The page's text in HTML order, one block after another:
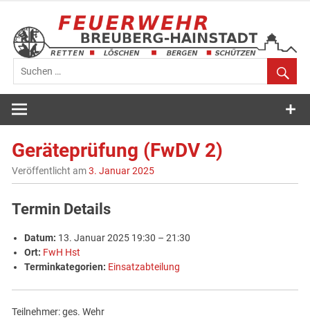
springen
Feuerwehr
Breuberg-
Hainstadt
Geräteprüfung (FwDV 2)
Veröffentlicht am3. Januar 2025
Termin Details
Datum: 13. Januar 2025 19:30 –21:30
Ort: FwH Hst
Terminkategorien: Einsatzabteilung
Teilnehmer: ges. Wehr